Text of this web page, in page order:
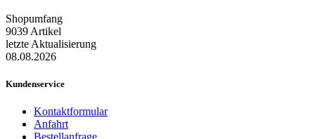
Shopumfang
9039 Artikel
letzte Aktualisierung
08.08.2026
Kundenservice
Kontaktformular
Anfahrt
Bestellanfrage